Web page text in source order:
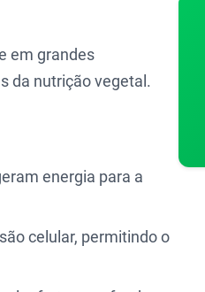
em grandes
da nutrição vegetal.
energia para a
celular, permitindo o